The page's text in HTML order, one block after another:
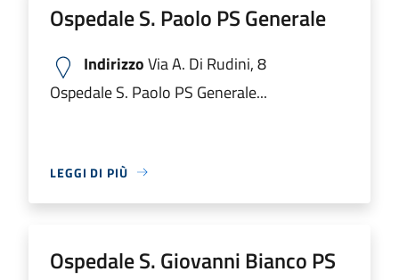
Ospedale S. Paolo PS Generale
IndirizzoVia A. Di Rudini, 8
Ospedale S. Paolo PS Generale...
LEGGI DI PIÙ
Ospedale S. Giovanni Bianco PS